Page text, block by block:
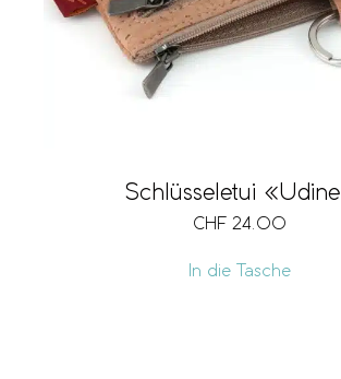
Schlüsseletui
CHF 24.00
In die Tasche